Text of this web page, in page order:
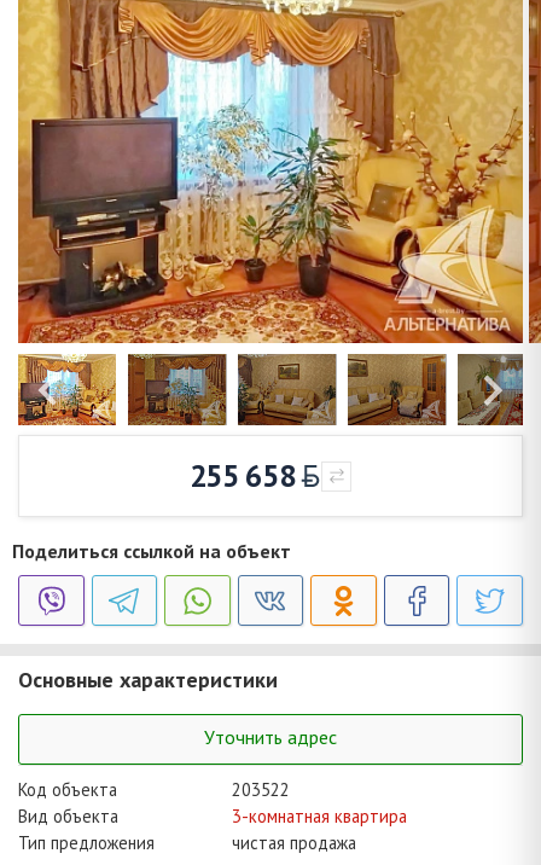
255 658
Поделиться ссылкой на объект
Основные характеристики
Уточнить адрес
Код объекта
203522
Вид объекта
3-комнатная квартира
Тип предложения
чистая продажа